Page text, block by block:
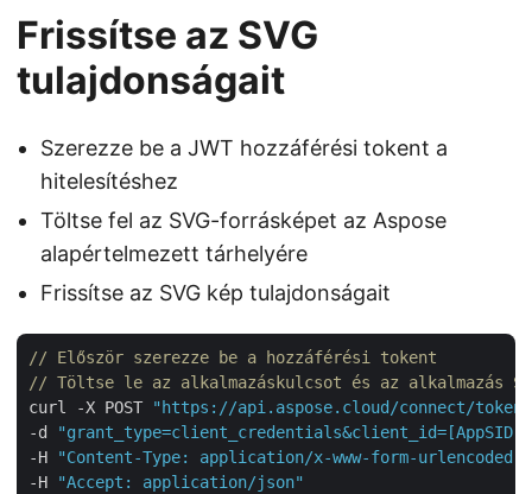
Frissítse az SVG
tulajdonságait
Szerezze be a JWT hozzáférési tokent a
hitelesítéshez
Töltse fel az SVG-forrásképet az Aspose
alapértelmezett tárhelyére
Frissítse az SVG kép tulajdonságait
// Először szerezze be a hozzáférési tokent
// Töltse le az alkalmazáskulcsot és az alkalmazás
curl -X POST
"https://api.aspose.cloud/connect/token"
-d
-H
"Content-Type: application/x-www-form-urlencoded"
-H
"Accept: application/json"